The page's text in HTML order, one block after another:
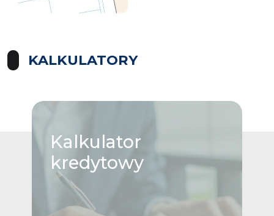
KALKULATORY
Kalkulator
kredytowy